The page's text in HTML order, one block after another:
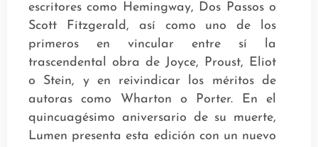
escritores como Hemingway, Dos Passos o
Scott Fitzgerald, así como uno de los
primeros en vincular entre sí la
trascendental obra de Joyce, Proust, Eliot
o Stein, y en reivindicar los méritos de
autoras como Wharton o Porter. En el
quincuagésimo aniversario de su muerte,
Lumen presenta esta edición con un nuevo